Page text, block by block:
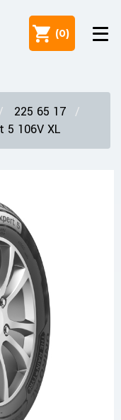
(0)
225 65 17
5 106V XL